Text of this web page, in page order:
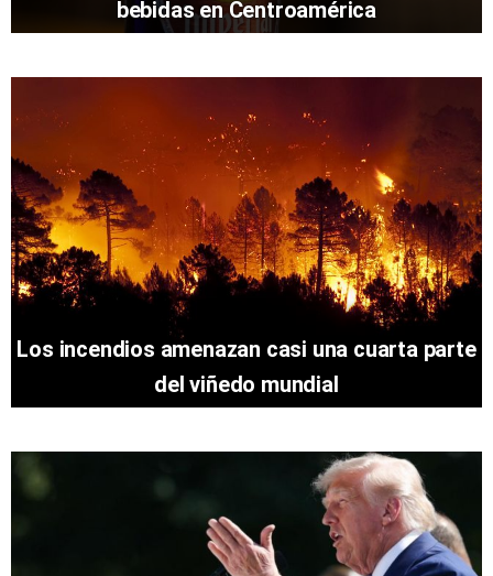
bebidas en Centroamérica
Los incendios amenazan casi una cuarta parte
del viñedo mundial